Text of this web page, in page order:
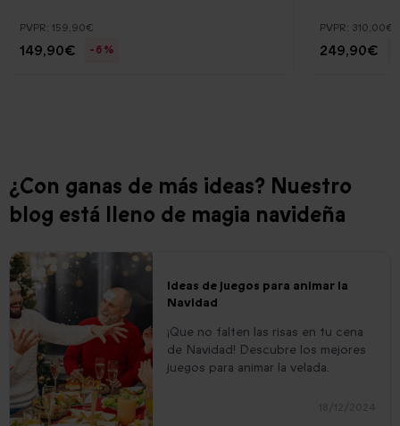
PVPR: 159,90€
149,90€ -6%
PVPR: 310,00€
249,90€
¿Con ganas de más ideas? Nuestro
blog está lleno de magia navideña
Ideas de juegos para animar la
Navidad
¡Que no falten las risas en tu cena
de Navidad! Descubre los mejores
juegos para animar la velada.
18/12/2024